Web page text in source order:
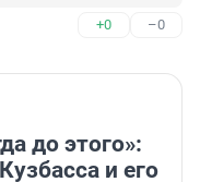
+0 –0
до этого»:
и его